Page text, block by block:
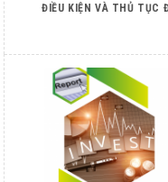
ĐIỀU KIỆN VÀ THỦ TỤC